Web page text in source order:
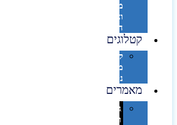
מחשב
וציוד
היקפי
קטלוגים
קטלוג
מוצרי
נייר
מאמרים
גימורים
והשבחות